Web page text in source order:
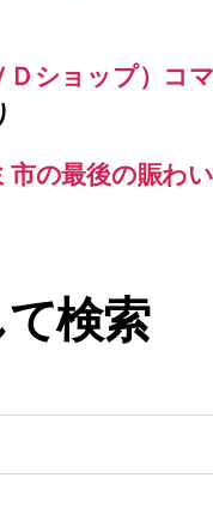
ショップ）コ
の最後の賑わい
検索